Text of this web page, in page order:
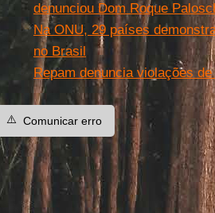
denunciou Dom Roque
Na ONU, 29 países
no Brasil
Repam denuncia violações
⚠️ Comunicar erro